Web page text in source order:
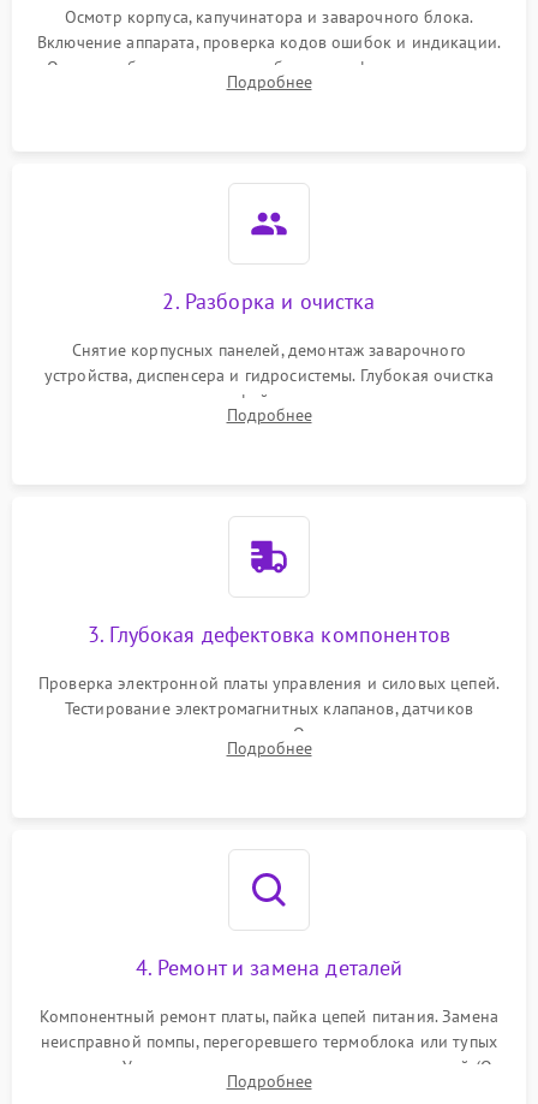
Осмотр корпуса, капучинатора и заварочного блока.
Включение аппарата, проверка кодов ошибок и индикации.
Оценка работы помпы, термоблока и кофемолки на слух.
Измерение температуры и давления воды для выявления
Подробнее
2. Разборка и очистка
Снятие корпусных панелей, демонтаж заварочного
устройства, диспенсера и гидросистемы. Глубокая очистка
внутренних узлов от кофейных масел, жмыха и накипи.
Промывка дренажных каналов и фильтров с использованием
Подробнее
3. Глубокая дефектовка компонентов
Проверка электронной платы управления и силовых цепей.
Тестирование электромагнитных клапанов, датчиков
температуры и расходомера. Оценка степени износа
жерновов кофемолки, уплотнительных колец гидросистемы
Подробнее
4. Ремонт и замена деталей
Компонентный ремонт платы, пайка цепей питания. Замена
неисправной помпы, перегоревшего термоблока или тупых
жерновов. Установка новых силиконовых уплотнителей (O-
ring) и тефлоновых трубок для надежного устранения
Подробнее